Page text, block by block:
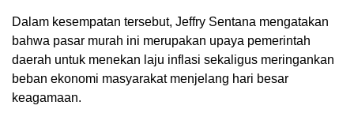
Dalam kesempatan tersebut, Jeffry Sentana mengatakan
bahwa pasar murah ini merupakan upaya pemerintah
daerah untuk menekan laju inflasi sekaligus meringankan
beban ekonomi masyarakat menjelang hari besar
keagamaan.